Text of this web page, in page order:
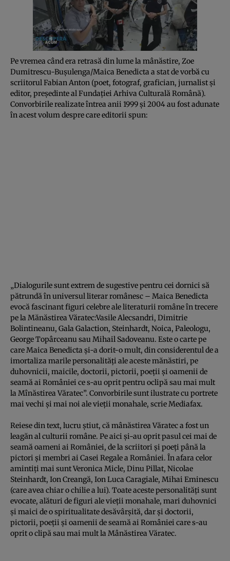
Pe vremea când era retrasă din lume la mânăstire, Zoe
Dumitrescu-Buşulenga/Maica Benedicta a stat de vorbă cu
scriitorul Fabian Anton (poet, fotograf, grafician, jurnalist şi
editor, preşedinte al Fundaţiei Arhiva Culturală Română).
Convorbirile realizate întrea anii 1999 şi 2004 au fost adunate
în acest volum despre care editorii spun:
„Dialogurile sunt extrem de sugestive pentru cei dornici să
pătrundă în universul literar românesc – Maica Benedicta
evocă fascinant figuri celebre ale literaturii române în trecere
pe la Mănăstirea Văratec:Vasile Alecsandri, Dimitrie
Bolintineanu, Gala Galaction, Steinhardt, Noica, Paleologu,
George Topârceanu sau Mihail Sadoveanu. Este o carte pe
care Maica Benedicta şi-a dorit-o mult, din considerentul de a
imortaliza marile personalităţi ale aceste mănăstiri, pe
duhovnicii, maicile, doctorii, pictorii, poeţii şi oamenii de
seamă ai României ce s-au oprit pentru oclipă sau mai mult
la Mînăstirea Văratec”. Convorbirile sunt ilustrate cu portrete
mai vechi şi mai noi ale vieţii monahale, scrieMediafax.
Reiese din text, lucru ştiut, că mânăstirea Văratec a fost un
leagăn al culturii române. Pe aici şi-au oprit pasul cei mai de
seamă oameni ai României, de la scriitori şi poeţi până la
pictori şi membri ai Casei Regale a României. În afara celor
amintiţi mai sunt Veronica Micle, Dinu Pillat, Nicolae
Steinhardt, Ion Creangă, Ion Luca Caragiale, Mihai Eminescu
(care avea chiar o chilie a lui). Toate aceste personalităţi sunt
evocate, alături de figuri ale vieţii monahale, mari duhovnici
şi maici de o spiritualitate desăvârşită, dar şi doctorii,
pictorii, poeţii şi oamenii de seamă ai României care s-au
oprit o clipă sau mai mult la Mânăstirea Văratec.